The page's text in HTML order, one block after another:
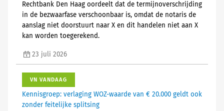
Rechtbank Den Haag oordeelt dat de termijnoverschrijding
in de bezwaarfase verschoonbaar is, omdat de notaris de
aanslag niet doorstuurt naar X en dit handelen niet aan X
kan worden toegerekend.
23 juli 2026
VN VANDAAG
Kennisgroep: verlaging WOZ-waarde van € 20.000 geldt ook
zonder feitelijke splitsing